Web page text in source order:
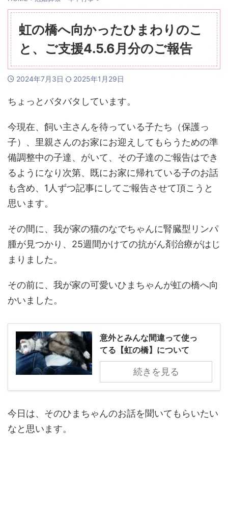
虹の橋へ向かったひまわりのこ
と、ご支援4.5.6月分のご報告
2024年7月3日 2025年1月29日
ちょっとバタバタしています。
今現在、飼い主さんを待っている子たち（保護っ
子）、里親さんのお家にお迎えしてもらうための準
備調整中の子達、がいて、その子達のご報告はでき
るようになり次第、既にお家に帰れている子のお話
も含め、1人ずつ記事にしてご報告させて頂こうと
思います。
その間に、我が家の猫のなでちゃんに腎臓型リンパ
腫が見つかり、25週間かけての抗がん剤治療がはじ
まりました。
その前に、我が家の可愛いひまちゃんが虹の橋へ向
かいました。
意外とみんな間違って使っ
てる【虹の橋】について
続きを見る
今日は、そのひまちゃんのお話を聞いてもらいたい
なと思います。